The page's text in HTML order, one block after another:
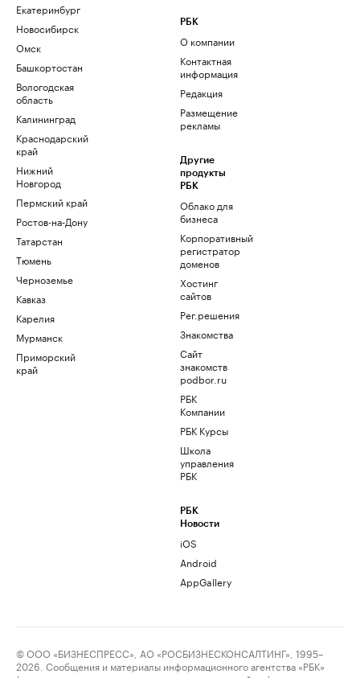
Екатеринбург
Новосибирск
Омск
Башкортостан
Вологодская
область
Калининград
Краснодарский
край
Нижний
Новгород
Пермский край
Ростов-на-Дону
Татарстан
Тюмень
Черноземье
Кавказ
Карелия
Мурманск
Приморский
край
РБК
О компании
Контактная
информация
Редакция
Размещение
рекламы
Другие
продукты
РБК
Облако для
бизнеса
Корпоративный
регистратор
доменов
Хостинг
сайтов
Рег.решения
Знакомства
Сайт
знакомств
podbor.ru
РБК
Компании
РБК Курсы
Школа
управления
РБК
РБК
Новости
iOS
Android
AppGallery
© ООО «БИЗНЕСПРЕСС», АО «РОСБИЗНЕСКОНСАЛТИНГ», 1995–
2026. Сообщения и материалы информационного агентства «РБК»